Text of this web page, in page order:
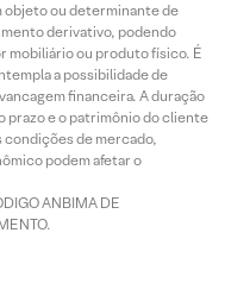
objeto ou determinante de
derivativo, podendo
mobiliário ou produto físico. É
a possibilidade de
financeira. A duração
prazo e o patrimônio do cliente
de mercado,
podem afetar o
ANBIMA DE